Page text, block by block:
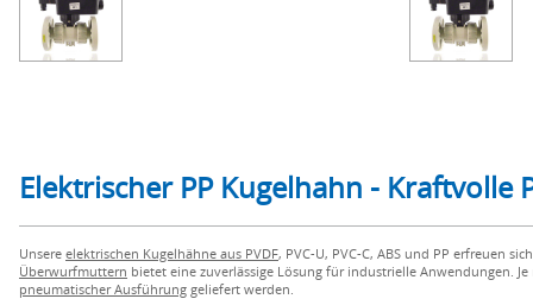
Elektrischer PP Kugelhahn -
Unsere elektrischen Kugelhähne aus PVDF, PVC-U, PVC-C, ABS und PP erfreuen
Überwurfmuttern bietet eine zuverlässige Lösung für industrielle Anwendungen.
pneumatischer Ausführung geliefert werden.